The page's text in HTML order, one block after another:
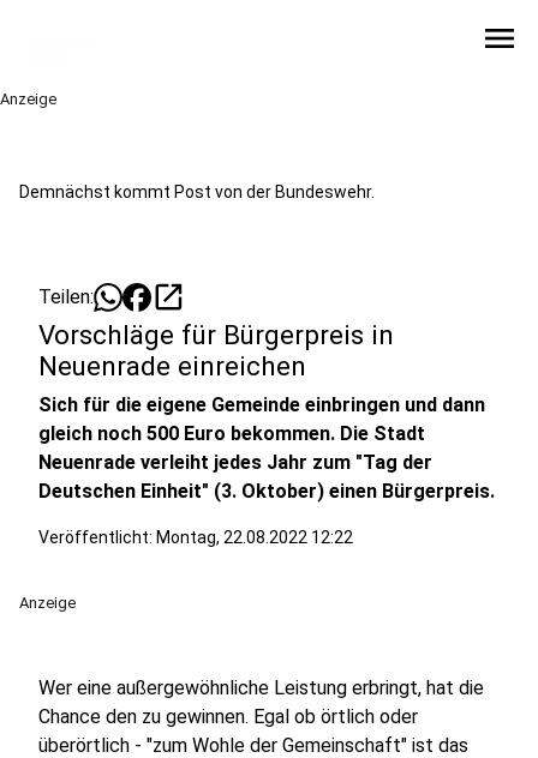
menu
Anzeige
Demnächst kommt Post von der Bundeswehr.
Teilen: open_in_new
Vorschläge für Bürgerpreis in
Neuenrade einreichen
Sich für die eigene Gemeinde einbringen und dann
gleich noch 500 Euro bekommen. Die Stadt
Neuenrade verleiht jedes Jahr zum "Tag der
Deutschen Einheit" (3. Oktober) einen Bürgerpreis.
Veröffentlicht: Montag, 22.08.2022 12:22
Anzeige
Wer eine außergewöhnliche Leistung erbringt, hat die
Chance den zu gewinnen. Egal ob örtlich oder
überörtlich - "zum Wohle der Gemeinschaft" ist das